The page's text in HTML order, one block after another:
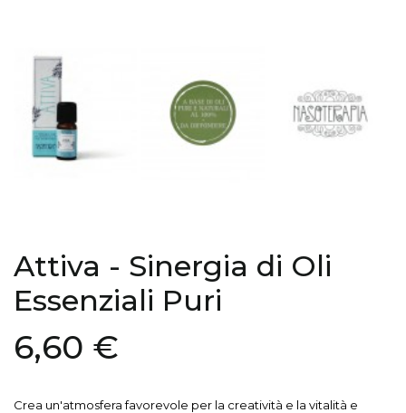
Attiva - Sinergia di Oli
Essenziali Puri
6,60 €
Crea un'atmosfera favorevole per la creatività e la vitalità e